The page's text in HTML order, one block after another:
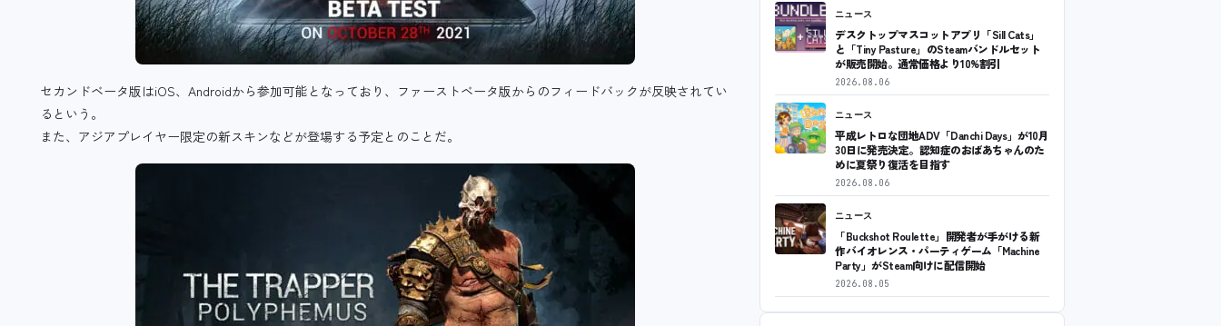
セカンドベータ版はiOS、Androidから参加可能となっており、ファーストベータ版からのフィードバックが反映されてい
るという。
また、アジアプレイヤー限定の新スキンなどが登場する予定とのことだ。
ニュース
デスクトップマスコットアプリ「Sill Cats」
と「Tiny Pasture」のSteamバンドルセット
が販売開始。通常価格より10%割引
2026.08.06
ニュース
平成レトロな団地ADV「Danchi Days」が10月
30日に発売決定。認知症のおばあちゃんのた
めに夏祭り復活を目指す
2026.08.06
ニュース
「Buckshot Roulette」開発者が手がける新
作バイオレンス・パーティゲーム「Machine
Party」がSteam向けに配信開始
2026.08.05